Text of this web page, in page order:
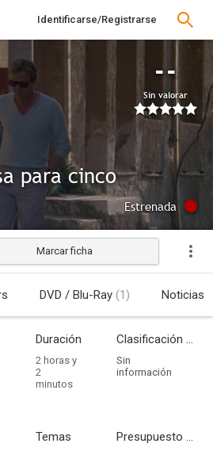
Identificarse/Registrarse
--
Sin valorar
para cinco
Estrenada
Marcar ficha
DVD / Blu-Ray (1) Noticias
Duración
2 horas y
2
minutos
Clasificación por edades
Sin
información
Temas Presupuesto - Ingresos